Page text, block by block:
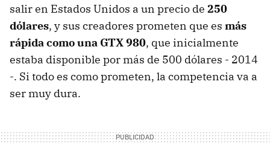
salir en Estados Unidos a un precio de 250
dólares, y sus creadores prometen que es más
rápida como una GTX 980, que inicialmente
estaba disponible por más de 500 dólares - 2014
-. Si todo es como prometen, la competencia va a
ser muy dura.